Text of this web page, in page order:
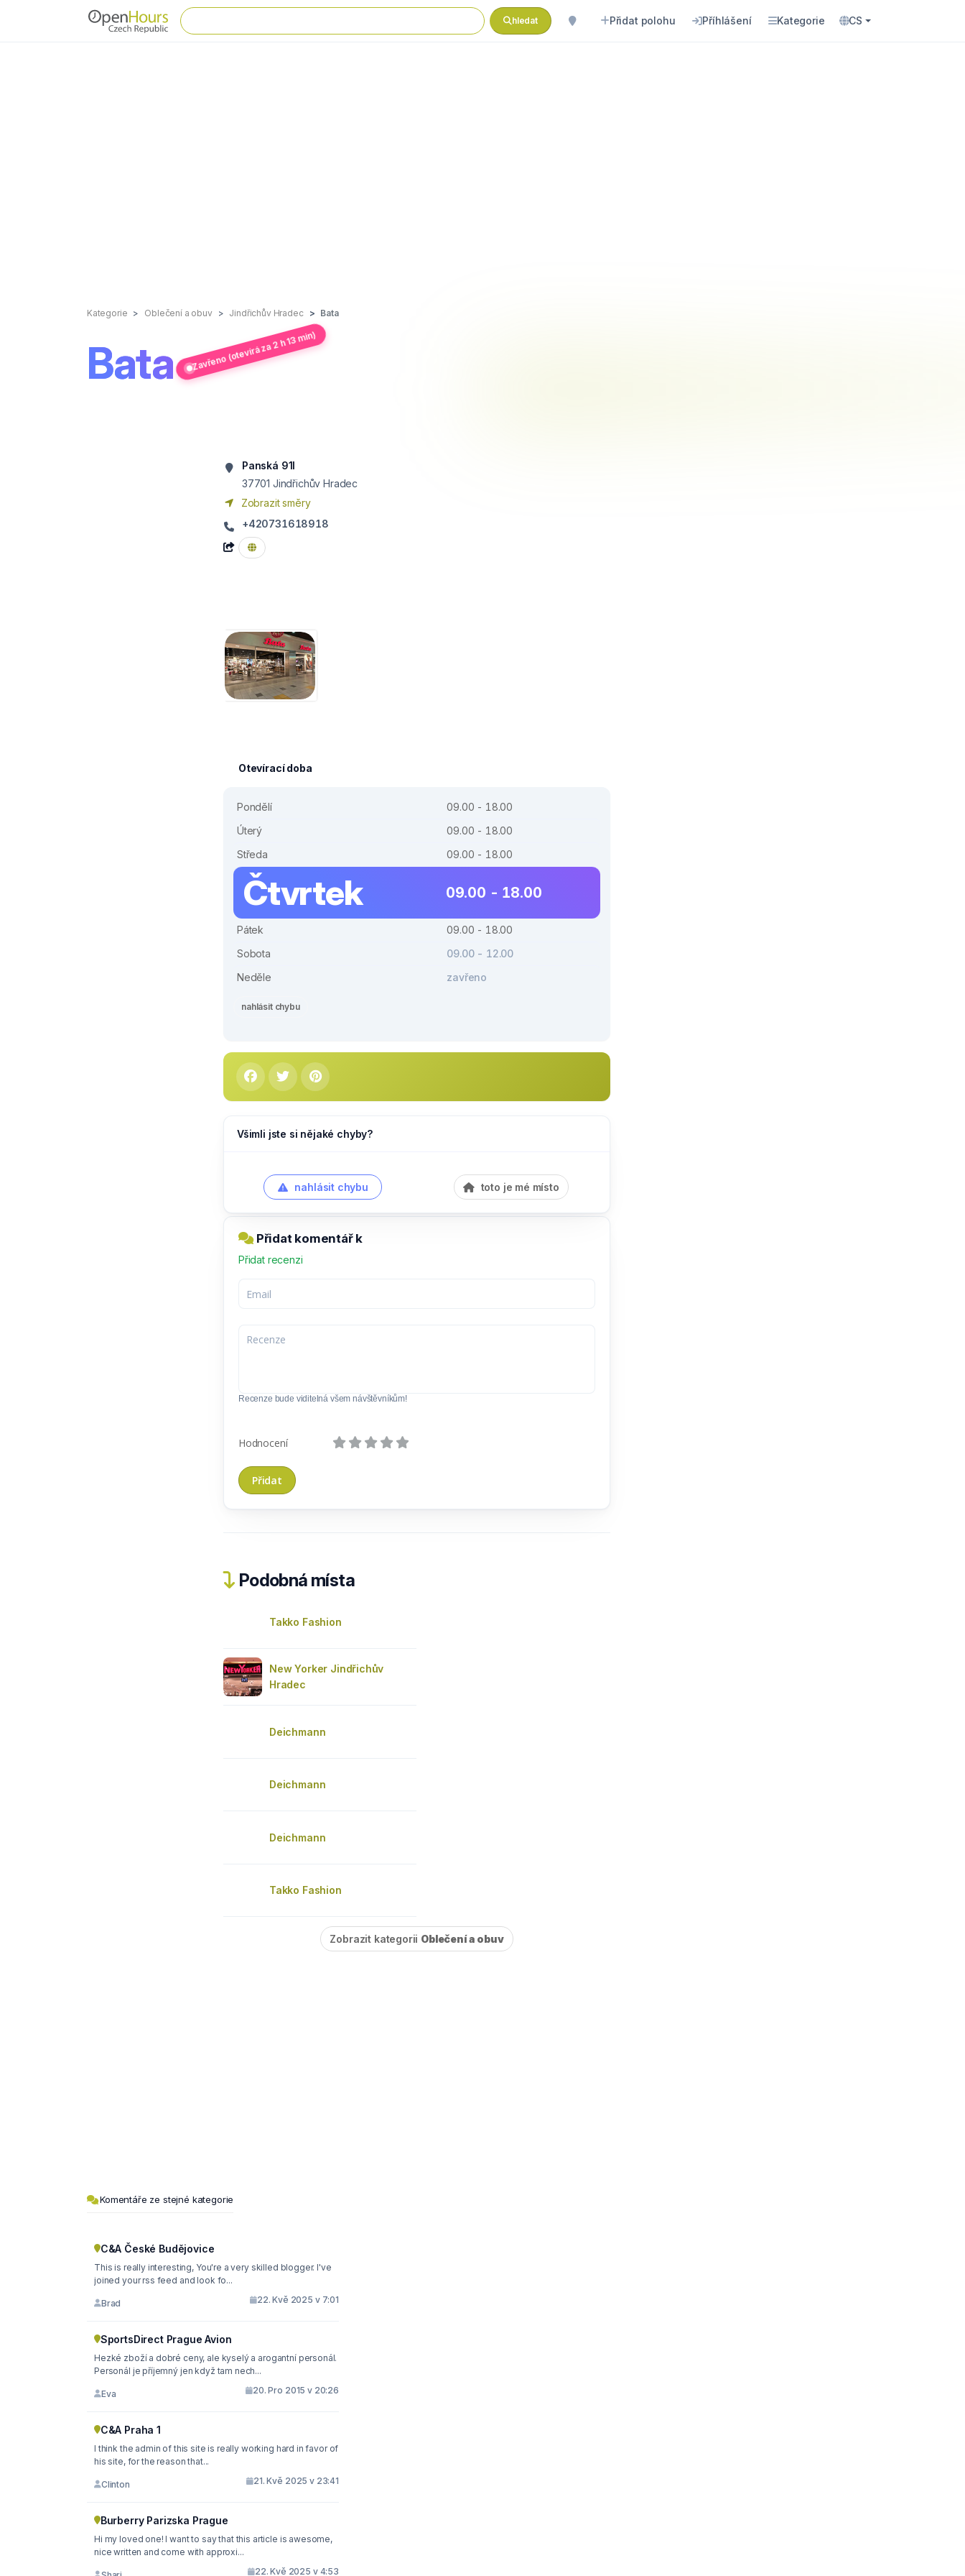
hledat Přidat polohu Příhlášení Kategorie CS
Kategorie Oblečení a obuv Jindřichův Hradec Bata
Bata Zavřeno (otevírá za 2 h 13 min)
Panská 91I
37701 Jindřichův Hradec
Zobrazit směry
+420731618918
Otevírací doba
Pondělí
09.00 - 18.00
Úterý
09.00 - 18.00
Středa
09.00 - 18.00
Čtvrtek 09.00 - 18.00
Pátek
09.00 - 18.00
Sobota
09.00 - 12.00
Neděle
zavřeno
nahlásit chybu
Všimli jste si nějaké chyby?
nahlásit chybu toto je mé místo
Přidat komentář k
Přidat recenzi
Recenze bude viditelná všem návštěvníkům!
Hodnocení
Podobná místa
Takko Fashion
New Yorker Jindřichův
Hradec
Deichmann
Deichmann
Deichmann
Takko Fashion
Zobrazit kategorii Oblečení a obuv
Komentáře ze stejné kategorie
C&A České Budějovice
This is really interesting, You're a very skilled blogger. I've
joined your rss feed and look fo...
Brad 22. Kvě 2025 v 7:01
SportsDirect Prague Avion
Hezké zboží a dobré ceny, ale kyselý a arogantní personál.
Personál je příjemný jen když tam nech...
Eva 20. Pro 2015 v 20:26
C&A Praha 1
I think the admin of this site is really working hard in favor of
his site, for the reason that...
Clinton 21. Kvě 2025 v 23:41
Burberry Parizska Prague
Hi my loved one! I want to say that this article is awesome,
nice written and come with approxi...
22. Kvě 2025 v 4:53